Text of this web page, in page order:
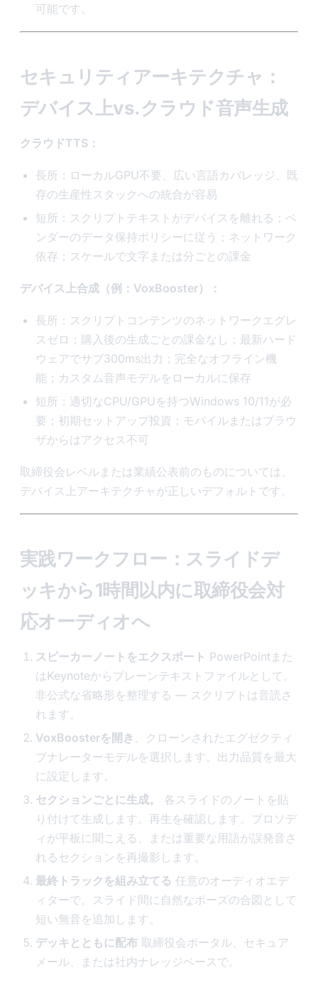
可能です。
セキュリティアーキテクチャ：
デバイス上vs.クラウド音声生成
クラウドTTS：
長所：ローカルGPU不要、広い言語カバレッジ、既
存の生産性スタックへの統合が容易
短所：スクリプトテキストがデバイスを離れる；ベ
ンダーのデータ保持ポリシーに従う；ネットワーク
依存；スケールで文字または分ごとの課金
デバイス上合成（例：VoxBooster）：
長所：スクリプトコンテンツのネットワークエグレ
スゼロ；購入後の生成ごとの課金なし；最新ハード
ウェアでサブ300ms出力；完全なオフライン機
能；カスタム音声モデルをローカルに保存
短所：適切なCPU/GPUを持つWindows 10/11が必
要；初期セットアップ投資；モバイルまたはブラウ
ザからはアクセス不可
取締役会レベルまたは業績公表前のものについては、
デバイス上アーキテクチャが正しいデフォルトです。
実践ワークフロー：スライドデ
ッキから1時間以内に取締役会対
応オーディオへ
スピーカーノートをエクスポート PowerPointまた
はKeynoteからプレーンテキストファイルとして。
非公式な省略形を整理する — スクリプトは音読さ
れます。
VoxBoosterを開き
、クローンされたエグゼクティ
ブナレーターモデルを選択します。出力品質を最大
に設定します。
セクションごとに生成。
各スライドのノートを貼
り付けて生成します。再生を確認します。プロソデ
ィが平板に聞こえる、または重要な用語が誤発音さ
れるセクションを再撮影します。
最終トラックを組み立てる 任意のオーディオエデ
ィターで。スライド間に自然なポーズの合図として
短い無音を追加します。
デッキとともに配布 取締役会ポータル、セキュア
メール、または社内ナレッジベースで。